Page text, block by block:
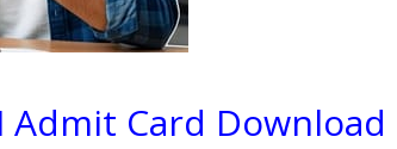
Admit Card Download